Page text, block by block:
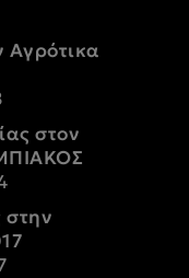
Αγρότικα
στον
στην